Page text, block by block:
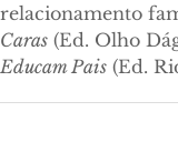
relacionamento
Caras (Ed. Olho
Educam Pais (Ed.